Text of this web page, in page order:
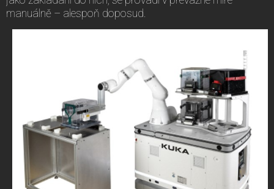
manuálně – alespoň doposud.